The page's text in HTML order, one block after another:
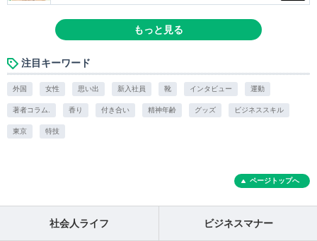
もっと見る
注目キーワード
外国 女性 思い出 新入社員 靴 インタビュー 運動
著者コラム. 香り 付き合い 精神年齢 グッズ ビジネススキル
東京 特技
ページトップへ
社会人ライフ ビジネスマナー